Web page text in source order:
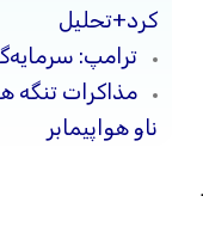
کرد+تحلیل
ترامپ:
مذاکرات تنگه
ناو هواپیمابر